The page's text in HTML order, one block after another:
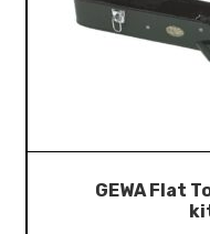
GEWA Flat